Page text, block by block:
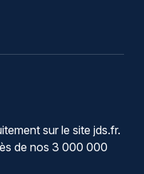
sur le site jds.fr.
de nos 3 000 000